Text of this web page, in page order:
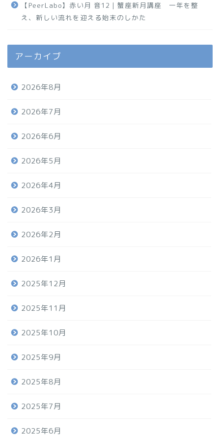
【PeerLabo】赤い月 音12｜蟹座新月講座 一年を整
え、新しい流れを迎える始末のしかた
アーカイブ
2026年8月
2026年7月
2026年6月
2026年5月
2026年4月
2026年3月
2026年2月
2026年1月
2025年12月
2025年11月
2025年10月
2025年9月
2025年8月
2025年7月
2025年6月